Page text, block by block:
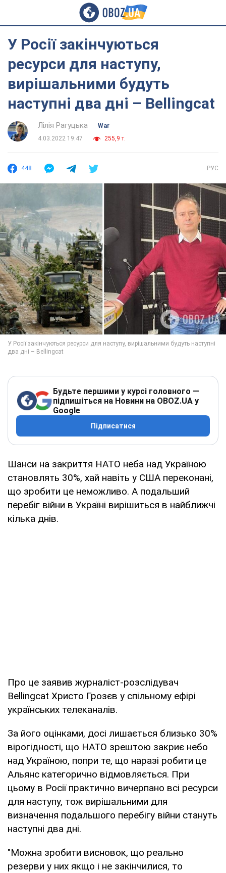
У Росії закінчуються
ресурси для наступу,
вирішальними будуть
наступні два дні – Bellingcat
Лілія Рагуцька
War
4.03.2022 19:47
255,9 т.
448 РУС
Будьте першими у курсі головного —
підпишіться на Новини на OBOZ.UA у
Google
Підписатися
Шанси на закриття НАТО неба над Україною
становлять 30%, хай навіть у США переконані,
що зробити це неможливо. А подальший
перебіг війни в Україні вирішиться в найближчі
кілька днів.
Про це заявив журналіст-розслідувач
Bellingcat Христо Грозєв у спільному ефірі
українських телеканалів.
За його оцінками, досі лишається близько 30%
вірогідності, що НАТО зрештою закриє небо
над Україною, попри те, що наразі робити це
Альянс категорично відмовляється. При
цьому в Росії практично вичерпано всі ресурси
для наступу, тож вирішальними для
визначення подальшого перебігу війни стануть
наступні два дні.
"Можна зробити висновок, що реально
резерви у них якщо і не закінчилися, то